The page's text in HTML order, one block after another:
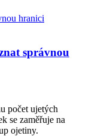
správnou
počet ujetých
se zaměřuje na
ojetiny.